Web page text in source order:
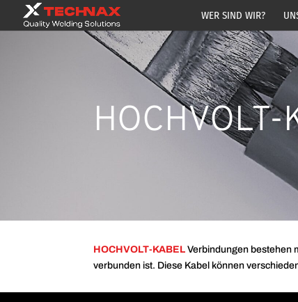
WER SIND WIR?
HOCHVOLT-
HOCHVOLT-KABELVerbindungen bestehen
verbunden ist. Diese Kabel können